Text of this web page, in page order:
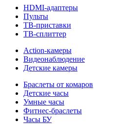
HDMI-адаптеры
Пульты
ТВ-приставки
ТВ-сплиттер
Action-камеры
Видеонаблюдение
Детские камеры
Браслеты от комаров
Детские часы
Умные часы
Фитнес-браслеты
Часы БУ